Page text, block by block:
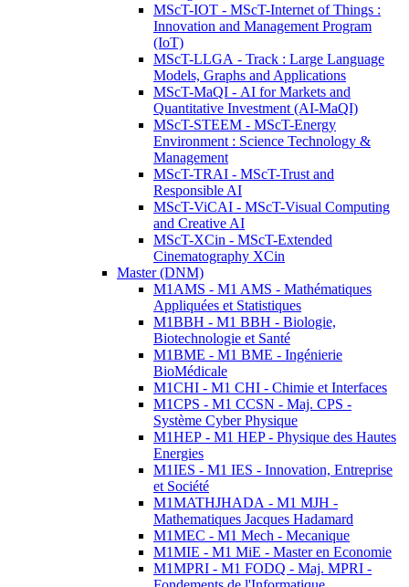
MScT-IOT - MScT-Internet of Things :
Innovation and Management Program
(IoT)
MScT-LLGA - Track : Large Language
Models, Graphs and Applications
MScT-MaQI - AI for Markets and
Quantitative Investment (AI-MaQI)
MScT-STEEM - MScT-Energy
Environment : Science Technology &
Management
MScT-TRAI - MScT-Trust and
Responsible AI
MScT-ViCAI - MScT-Visual Computing
and Creative AI
MScT-XCin - MScT-Extended
Cinematography XCin
Master (DNM)
M1AMS - M1 AMS - Mathématiques
Appliquées et Statistiques
M1BBH - M1 BBH - Biologie,
Biotechnologie et Santé
M1BME - M1 BME - Ingénierie
BioMédicale
M1CHI - M1 CHI - Chimie et Interfaces
M1CPS - M1 CCSN - Maj. CPS -
Système Cyber Physique
M1HEP - M1 HEP - Physique des Hautes
Energies
M1IES - M1 IES - Innovation, Entreprise
et Société
M1MATHJHADA - M1 MJH -
Mathematiques Jacques Hadamard
M1MEC - M1 Mech - Mecanique
M1MIE - M1 MiE - Master en Economie
M1MPRI - M1 FODQ - Maj. MPRI -